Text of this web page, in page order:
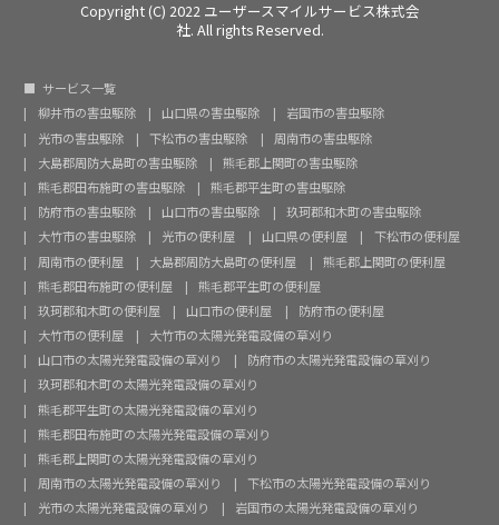
Copyright (C) 2022 ユーザースマイルサービス株式会
社. All rights Reserved.
サービス一覧
柳井市の害虫駆除
山口県の害虫駆除
岩国市の害虫駆除
光市の害虫駆除
下松市の害虫駆除
周南市の害虫駆除
大島郡周防大島町の害虫駆除
熊毛郡上関町の害虫駆除
熊毛郡田布施町の害虫駆除
熊毛郡平生町の害虫駆除
防府市の害虫駆除
山口市の害虫駆除
玖珂郡和木町の害虫駆除
大竹市の害虫駆除
光市の便利屋 山口県の便利屋
下松市の便利屋
周南市の便利屋
大島郡周防大島町の便利屋
熊毛郡上関町の便利屋
熊毛郡田布施町の便利屋
熊毛郡平生町の便利屋
玖珂郡和木町の便利屋
山口市の便利屋
防府市の便利屋
大竹市の便利屋
大竹市の太陽光発電設備の草刈り
山口市の太陽光発電設備の草刈り
防府市の太陽光発電設備の草刈り
玖珂郡和木町の太陽光発電設備の草刈り
熊毛郡平生町の太陽光発電設備の草刈り
熊毛郡田布施町の太陽光発電設備の草刈り
熊毛郡上関町の太陽光発電設備の草刈り
周南市の太陽光発電設備の草刈り
下松市の太陽光発電設備の草刈り
光市の太陽光発電設備の草刈り
岩国市の太陽光発電設備の草刈り